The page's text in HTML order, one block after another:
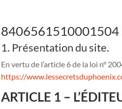
8406561510001504
1. Présentation du site.
En vertu de l’article 6 de la loi n°
https://
ARTICLE 1 –